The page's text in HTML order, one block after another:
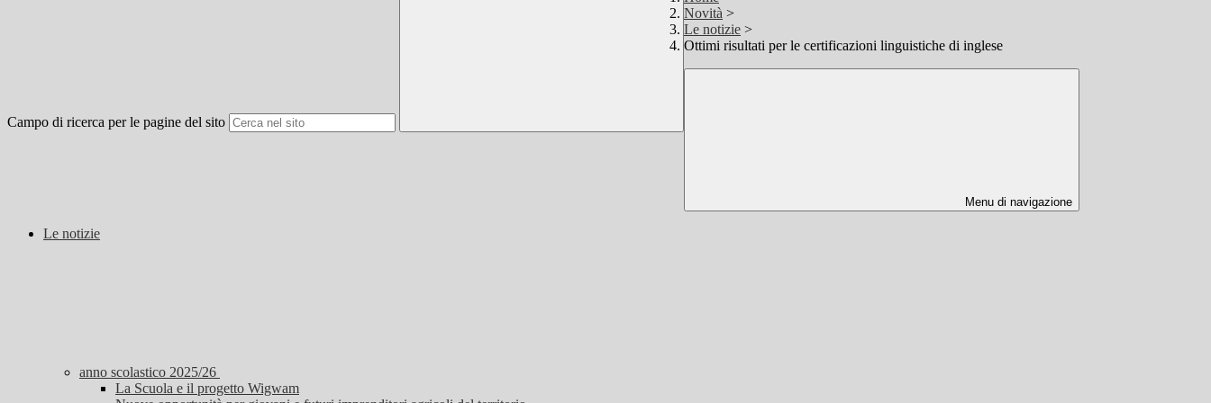
Campo di ricerca per le pagine del sito
Novità >
Le notizie >
Ottimi risultati per le certificazioni linguistiche di inglese
Menu di navigazione
Le notizie
anno scolastico 2025/26
La Scuola e il progetto Wigwam